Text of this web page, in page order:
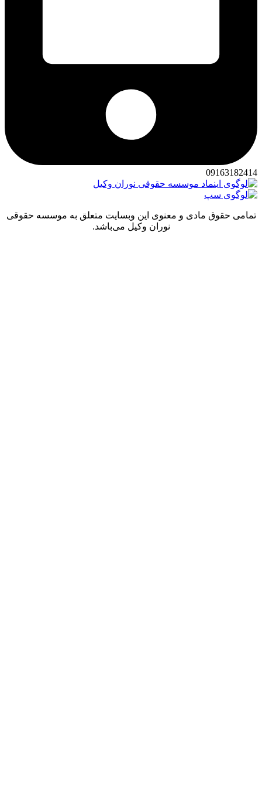
حقوق مادی و معنوی این وبسایت متعلق به موسسه حقوقی
نوران وکیل می‌باشد.